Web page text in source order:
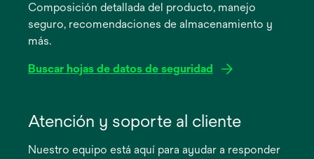
pestaña
nueva
Composición detallada del producto, manejo
seguro, recomendaciones de almacenamiento y
más.
Buscar hojas de datos de seguridad
abreAtención y soporte al cliente
Nuestro equipo está aquí para ayudar a responder